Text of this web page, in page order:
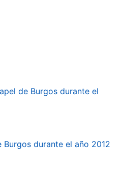
de Burgos durante el
durante el año 2012